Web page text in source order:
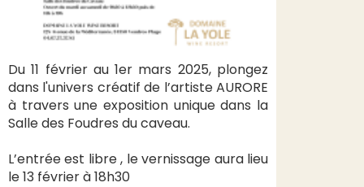
Du 11 février au 1er mars 2025, plongez
dans l'univers créatif de l’artiste AURORE
à travers une exposition unique dans la
Salle des Foudres du caveau.
L’entrée est libre , le vernissage aura lieu
le 13 février à 18h30